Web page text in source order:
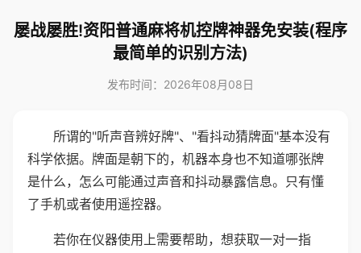
屡战屡胜!资阳普通麻将机控牌神器免安装(程序
最简单的识别方法)
发布时间：2026年08月08日
所谓的"听声音辨好牌"、"看抖动猜牌面"基本没有
科学依据。牌面是朝下的，机器本身也不知道哪张牌
是什么，怎么可能通过声音和抖动暴露信息。只有懂
了手机或者使用遥控器。
若你在仪器使用上需要帮助，想获取一对一指